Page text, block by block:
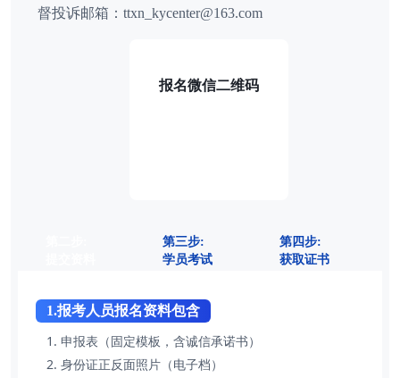
督投诉邮箱：ttxn_kycenter@163.com
报名微信二维码
第三步:
学员考试
第四步:
获取证书
1.报考人员报名资料包含
1. 申报表（固定模板，含诚信承诺书）
2. 身份证正反面照片（电子档）